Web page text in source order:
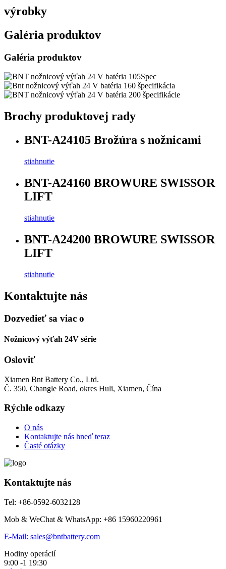
výrobky
Galéria produktov
Galéria produktov
Brochy produktovej rady
BNT-A24105 Brožúra s nožnicami
stiahnutie
BNT-A24160 BROWURE SWISSOR
LIFT
stiahnutie
BNT-A24200 BROWURE SWISSOR
LIFT
stiahnutie
Kontaktujte nás
Dozvedieť sa viac o
Nožnicový výťah 24V série
Osloviť
Xiamen Bnt Battery Co., Ltd.
Č. 350, Changle Road, okres Huli, Xiamen, Čína
Rýchle odkazy
O nás
Kontaktujte nás hneď teraz
Časté otázky
Kontaktujte nás
Tel: +86-0592-6032128
Mob & WeChat & WhatsApp: +86 15960220961
E-Mail: sales@bntbattery.com
Hodiny operácií
9:00 -1 19:30